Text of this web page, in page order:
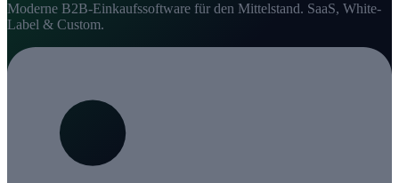
Moderne B2B-Einkaufssoftware für den Mittelstand. SaaS, White-
Label & Custom.